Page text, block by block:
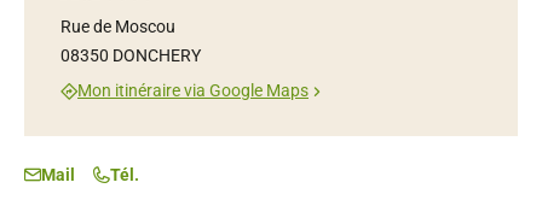
Rue de Moscou
08350 DONCHERY
Mon itinéraire via Google Maps
Mail Tél.